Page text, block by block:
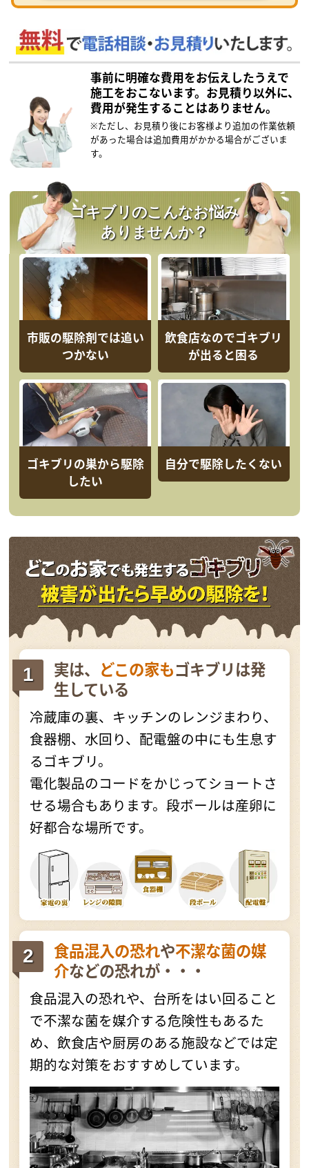
事前に明確な費用をお伝えしたうえで
施工をおこないます。 お見積り以外に、
費用が発生することはありません。
※ただし、お見積り後にお客様より追加の作業依頼
があった場合は追加費用がかかる場合がございま
す。
ゴキブリのこんなお悩み
ありませんか？
市販の駆除剤では追い
つかない
飲食店なのでゴキブリ
が出ると困る
ゴキブリの巣から駆除
したい
自分で駆除したくない
実は、 どこの家もゴキブリは発
生している
冷蔵庫の裏、キッチンのレンジまわり、
食器棚、水回り、配電盤の中にも生息す
るゴキブリ。
電化製品のコードをかじってショートさ
せる場合もあります。段ボールは産卵に
好都合な場所です。
食品混入の恐れや不潔な菌の媒
介などの恐れが・・・
食品混入の恐れや、台所をはい回ること
で不潔な菌を媒介する危険性もあるた
め、飲食店や厨房のある施設などでは定
期的な対策をおすすめしています。